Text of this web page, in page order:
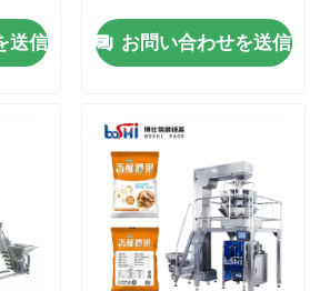
送信 お問い合わせを送信